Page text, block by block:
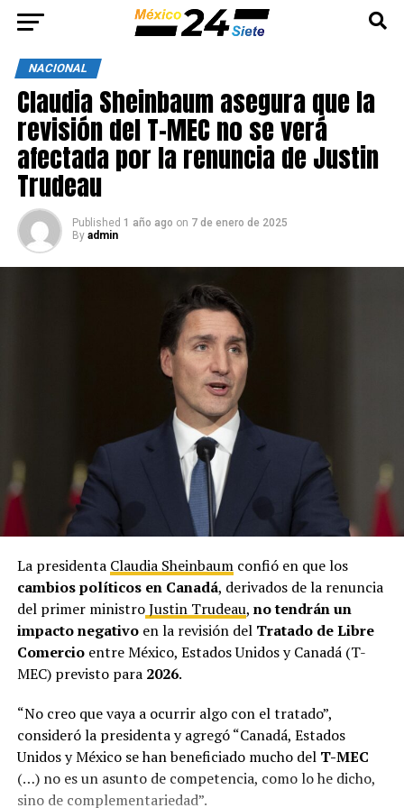
NACIONAL
Claudia Sheinbaum asegura que la
revisión del T-MEC no se verá
afectada por la renuncia de Justin
Trudeau
Published 1 año ago on 7 de enero de 2025
By admin
La presidenta Claudia Sheinbaumconfió en que los
cambios políticos en Canadá, derivados de la renuncia
del primer ministroJustin Trudeau, no tendrán un
impacto negativo en la revisión delTratado de Libre
Comercioentre México, Estados Unidos y Canadá (T-
MEC) previsto para 2026.
“No creo que vaya a ocurrir algo con el tratado”,
consideró la presidenta y agregó “Canadá, Estados
Unidos y México se han beneficiado mucho delT-MEC
(…) no es un asunto de competencia, como lo he dicho,
sino de complementariedad”.